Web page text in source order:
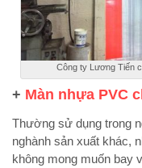
Công ty Lương Tiến
+ Màn nhựa PVC
Thường sử dụng trong
nghành sản xuất khác,
không mong muốn bay